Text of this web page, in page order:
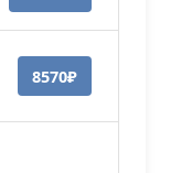
8570₽